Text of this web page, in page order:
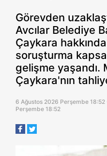
Görevden
Avcılar Belediye
Çaykara
soruşturma
gelişme yaşandı.
Çaykara'nın
6 Ağustos 2026 Perşembe
Perşembe 18:52